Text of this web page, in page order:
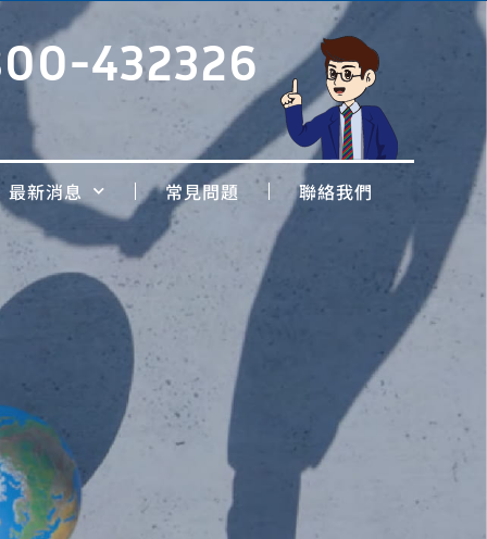
432326
最新消息 常見問題 聯絡我們